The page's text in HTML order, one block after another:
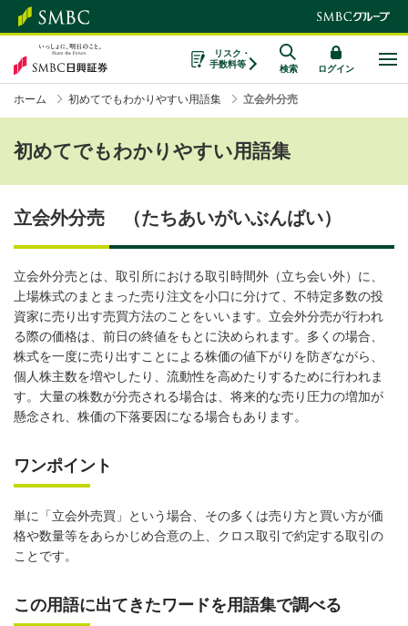
リスク・
手数料等
検索 ログイン
ホーム 初めてでもわかりやすい用語集 立会外分売
初めてでもわかりやすい用語集
立会外分売 （たちあいがいぶんばい）
立会外分売とは、取引所における取引時間外（立ち会い外）に、
上場株式のまとまった売り注文を小口に分けて、不特定多数の投
資家に売り出す売買方法のことをいいます。立会外分売が行われ
る際の価格は、前日の終値をもとに決められます。多くの場合、
株式を一度に売り出すことによる株価の値下がりを防ぎながら、
個人株主数を増やしたり、流動性を高めたりするために行われま
す。大量の株数が分売される場合は、将来的な売り圧力の増加が
懸念され、株価の下落要因になる場合もあります。
ワンポイント
単に「立会外売買」という場合、その多くは売り方と買い方が価
格や数量等をあらかじめ合意の上、クロス取引で約定する取引の
ことです。
この用語に出てきたワードを用語集で調べる